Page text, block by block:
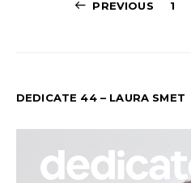
PREVIOUS 1
DEDICATE 44 – LAURA SMET